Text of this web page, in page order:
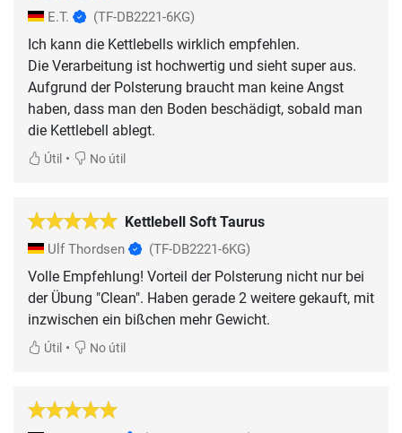
E.T. (TF-DB2221-6KG)
Ich kann die Kettlebells wirklich empfehlen.
Die Verarbeitung ist hochwertig und sieht super aus.
Aufgrund der Polsterung braucht man keine Angst
haben, dass man den Boden beschädigt, sobald man
die Kettlebell ablegt.
Útil • No útil
Kettlebell Soft Taurus
Ulf Thordsen (TF-DB2221-6KG)
Volle Empfehlung! Vorteil der Polsterung nicht nur bei
der Übung "Clean". Haben gerade 2 weitere gekauft, mit
inzwischen ein bißchen mehr Gewicht.
Útil • No útil